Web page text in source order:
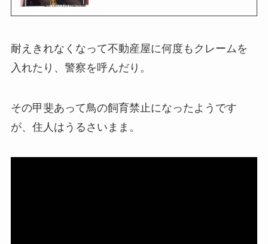
耐えきれなくなって不動産屋に何度もクレームを
入れたり、警察を呼んだり。
その甲斐あって鳥の飼育禁止になったようです
が、住人はうるさいまま。